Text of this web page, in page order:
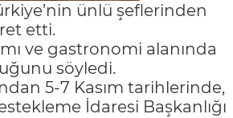
ünlü şeflerinden
etti.
ve gastronomi alanında
söyledi.
5-7 Kasım tarihlerinde,
İdaresi Başkanlığı